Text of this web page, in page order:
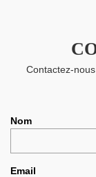
Contactez-
Nom
Email